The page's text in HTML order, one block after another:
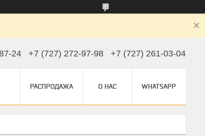
24 +7 (727) 272-97-98 +7 (727) 261-03-04
РАСПРОДАЖА О НАС WHATSAPP